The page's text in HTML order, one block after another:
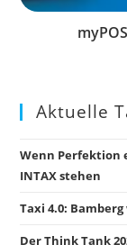
Aktuelle
Wenn Perfektion
INTAX stehen
Taxi 4.0:
Der Think Tank